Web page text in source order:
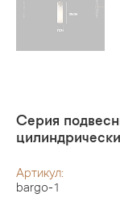
Серия
Артикул:
bargo-1